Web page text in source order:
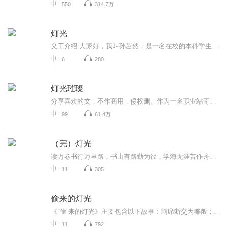
550 314.7万
灯光
6 280
灯光璀璨
99 61.4万
（完）灯光
11 305
偷来的灯光
11 792